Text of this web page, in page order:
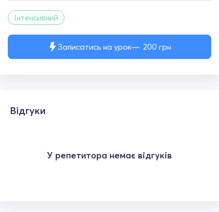
Записатись на урок 200 грн
Інтенсивний
Відгуки
У репетитора немає відгуків